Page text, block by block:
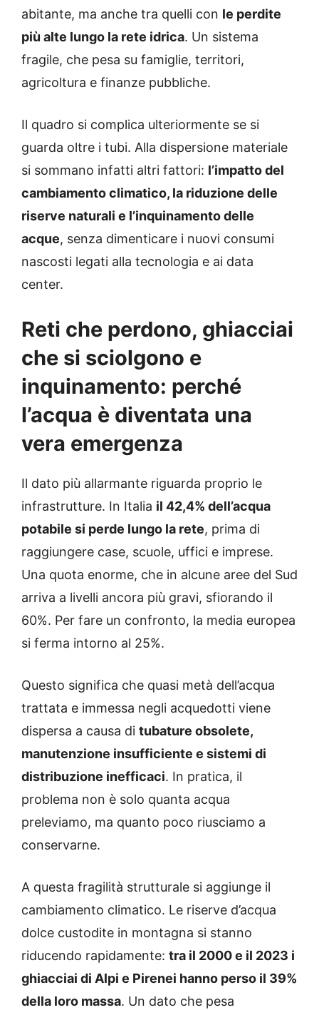
abitante, ma anche tra quelli con le perdite
più alte lungo la rete idrica. Un sistema
fragile, che pesa su famiglie, territori,
agricoltura e finanze pubbliche.
Il quadro si complica ulteriormente se si
guarda oltre i tubi. Alla dispersione materiale
si sommano infatti altri fattori: l’impatto del
cambiamento climatico, la riduzione delle
riserve naturali e l’inquinamento delle
acque, senza dimenticare i nuovi consumi
nascosti legati alla tecnologia e ai data
center.
Reti che perdono, ghiacciai
che si sciolgono e
inquinamento: perché
l’acqua è diventata una
vera emergenza
Il dato più allarmante riguarda proprio le
infrastrutture. In Italia il 42,4% dell’acqua
potabile si perde lungo la rete, prima di
raggiungere case, scuole, uffici e imprese.
Una quota enorme, che in alcune aree del Sud
arriva a livelli ancora più gravi, sfiorando il
60%. Per fare un confronto, la media europea
si ferma intorno al 25%.
Questo significa che quasi metà dell’acqua
trattata e immessa negli acquedotti viene
dispersa a causa di tubature obsolete,
manutenzione insufficiente e sistemi di
distribuzione inefficaci. In pratica, il
problema non è solo quanta acqua
preleviamo, ma quanto poco riusciamo a
conservarne.
A questa fragilità strutturale si aggiunge il
cambiamento climatico. Le riserve d’acqua
dolce custodite in montagna si stanno
riducendo rapidamente: tra il 2000 e il 2023 i
ghiacciai di Alpi e Pirenei hanno perso il 39%
della loro massa. Un dato che pesa